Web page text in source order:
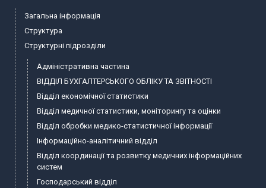
Загальна інформація
Структура
Структурні підрозділи
Адміністративна частина
ВІДДІЛ БУХГАЛТЕРСЬКОГО ОБЛІКУ ТА ЗВІТНОСТІ
Відділ економічної статистики
Відділ медичної статистики, моніторингу та оцінки
Відділ обробки медико-статистичної інформації
Інформаційно-аналітичний відділ
Відділ координації та розвитку медичних інформаційних
систем
Господарський відділ